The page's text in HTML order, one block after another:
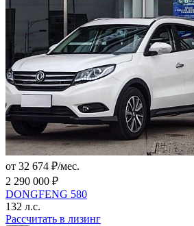
от 32 674 ₽/мес.
2 290 000 ₽
DONGFENG 580
132 л.с.
Рассчитать в лизинг